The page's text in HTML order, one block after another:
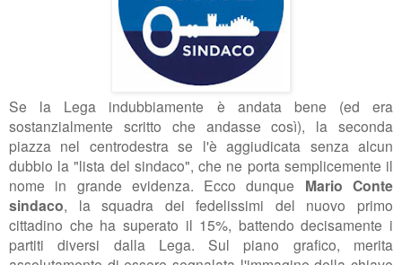
Se la Lega indubbiamente è andata bene (ed era
sostanzialmente scritto che andasse così), la seconda
piazza nel centrodestra se l'è aggiudicata senza alcun
dubbio la "lista del sindaco", che ne porta semplicemente il
nome in grande evidenza. Ecco dunque Mario Conte
sindaco, la squadra dei fedelissimi del nuovo primo
cittadino che ha superato il 15%, battendo decisamente i
partiti diversi dalla Lega. Sul piano grafico, merita